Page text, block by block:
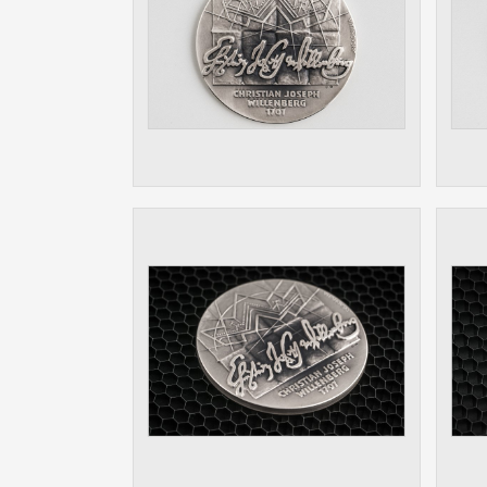
Slouží
pomáhají
stran,
OSTATNÍ
Cookies,
zůstala
uvedených